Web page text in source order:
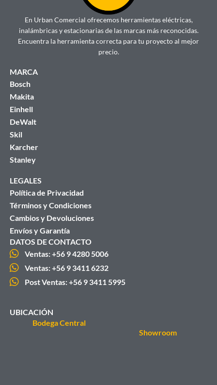
En Urban Comercial ofrecemos herramientas eléctricas,
inalámbricas y estacionarias de las marcas más reconocidas.
Encuentra la herramienta correcta para tu proyecto al mejor
precio.
MARCA
Bosch
Makita
Einhell
DeWalt
Skil
Karcher
Stanley
LEGALES
Política de Privacidad
Términos y Condiciones
Cambios y Devoluciones
Envíos y Garantía
DATOS DE CONTACTO
Ventas: +56 9 4280 5006
Ventas: +56 9 3411 6232
Post Ventas: +56 9 3411 5995
UBICACIÓN
Bodega Central
Showroom